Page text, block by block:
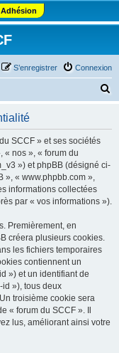
Adhésion
Connexion
S’enregistrer
SCCF » et ses sociétés
« nos », « forum du
») et phpBB (désigné ci-
», « www.phpbb.com »,
informations collectées
par « vos informations »).
Premièrement, en
créera plusieurs cookies.
les fichiers temporaires
contiennent un
») et un identifiant de
»), tous deux
troisième cookie sera
« forum du SCCF ». Il
lus, améliorant ainsi votre